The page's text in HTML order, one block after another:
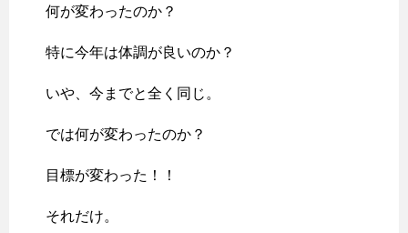
何が変わったのか？
特に今年は体調が良いのか？
いや、今までと全く同じ。
では何が変わったのか？
目標が変わった！！
それだけ。